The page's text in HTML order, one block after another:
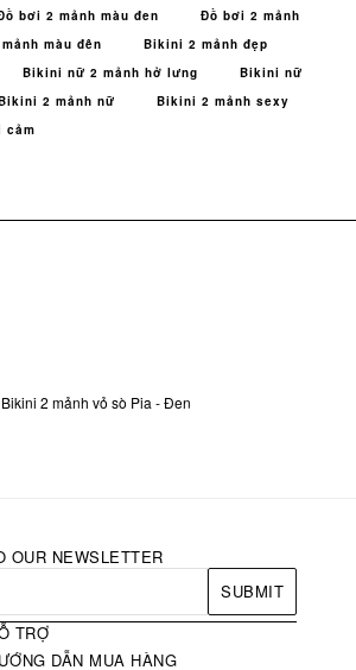
bơi 2 mảnh màu đen
Đồ bơi 2 mảnh
màu đên
Bikini 2 mảnh đẹp
Bikini nữ 2 mảnh hở lưng
Bikini nữ
2 mảnh nữ
Bikini 2 mảnh sexy
cảm
2 mảnh vỏ sò Pia - Đen
OUR NEWSLETTER
SUBMIT
TRỢ
DẪN MUA HÀNG